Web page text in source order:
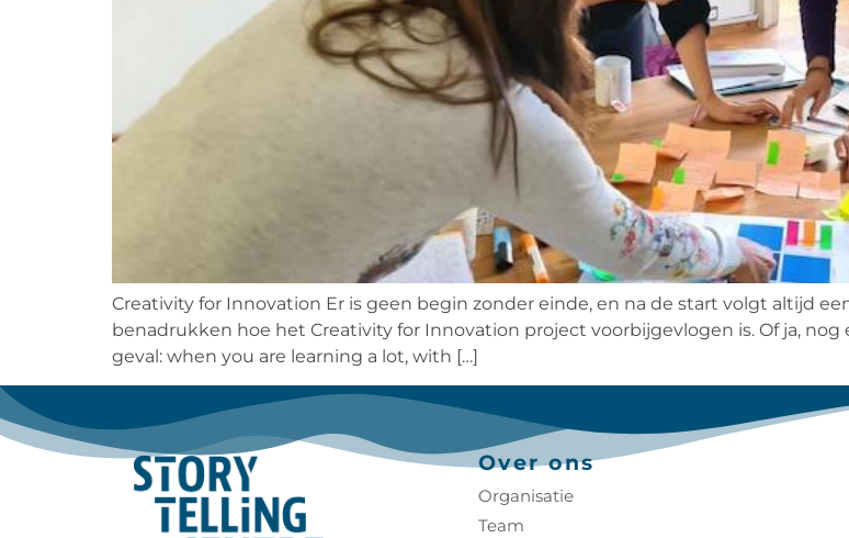
Creativity for Innovation Er is geen begin zonder einde, en na de start volgt altijd
benadrukken hoe het Creativity for Innovation project voorbijgevlogen is. Of ja,
geval: when you are learning a lot, with […]
Over ons
Organisatie
Team